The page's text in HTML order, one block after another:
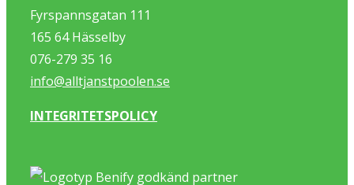
Fyrspannsgatan 111
165 64 Hässelby
076-279 35 16
info@alltjanstpoolen.se
INTEGRITETSPOLICY